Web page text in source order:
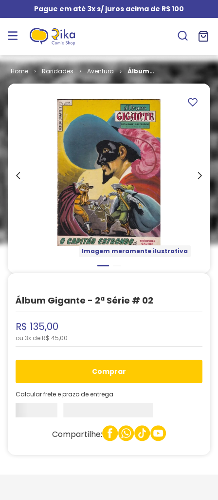
Pague em até 3x s/ juros acima de R$ 100
Raridades Aventura
Álbum
Gigante - 2ª
Imagem meramente ilustrativa
Álbum Gigante - 2ª Série # 02
R$ 135,00
ou 3x de R$ 45,00
comprar
Calcular frete e prazo de entrega
Compartilhe: